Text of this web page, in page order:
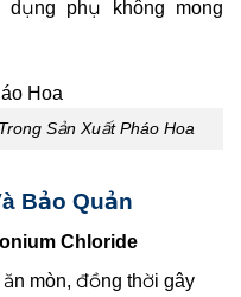
phụ không mong
Sản Xuất Pháo Hoa
Bảo Quản
Chloride
mòn, đồng thời gây